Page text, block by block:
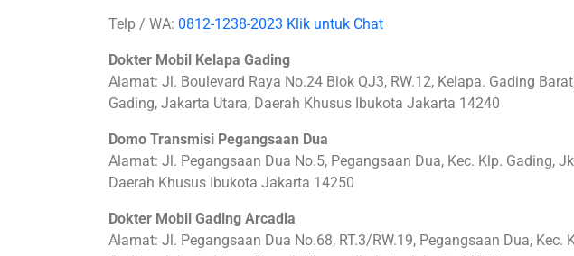
Telp / WA: 0812-1238-2023 Klik untuk Chat
Dokter Mobil Kelapa Gading
Alamat: Jl. Boulevard Raya No.24 Blok QJ3, RW.12, Kelapa. Gading
Gading, Jakarta Utara, Daerah Khusus Ibukota Jakarta 14240
Domo Transmisi Pegangsaan Dua
Alamat: Jl. Pegangsaan Dua No.5, Pegangsaan Dua, Kec. Klp. Gading,
Daerah Khusus Ibukota Jakarta 14250
Dokter Mobil Gading Arcadia
Alamat: Jl. Pegangsaan Dua No.68, RT.3/RW.19, Pegangsaan Dua, Kec.